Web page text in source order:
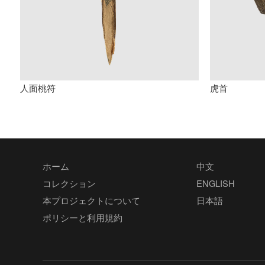
人面桃符 虎首
ホーム
コレクション
本プロジェクトについて
ポリシーと利用規約
中文
ENGLISH
日本語